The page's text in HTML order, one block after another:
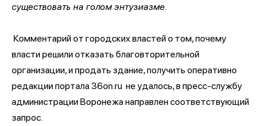
существовать на голом энтузиазме.
Комментарий от городских властей о том, почему
власти решили отказать благовторительной
организации, и продать здание, получить оперативно
редакции портала 36on.ru не удалось, в пресс-службу
администрации Воронежа направлен соответствующий
запрос.